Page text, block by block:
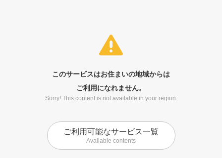
このサービスはお住まいの地域からは
ご利用になれません。
Sorry! This content is not available in your region.
ご利用可能なサービス一覧
Available contents